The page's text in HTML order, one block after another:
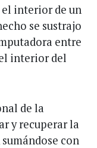
el interior de un
se sustrajo
entre
interior del
de la
y recuperar la
con